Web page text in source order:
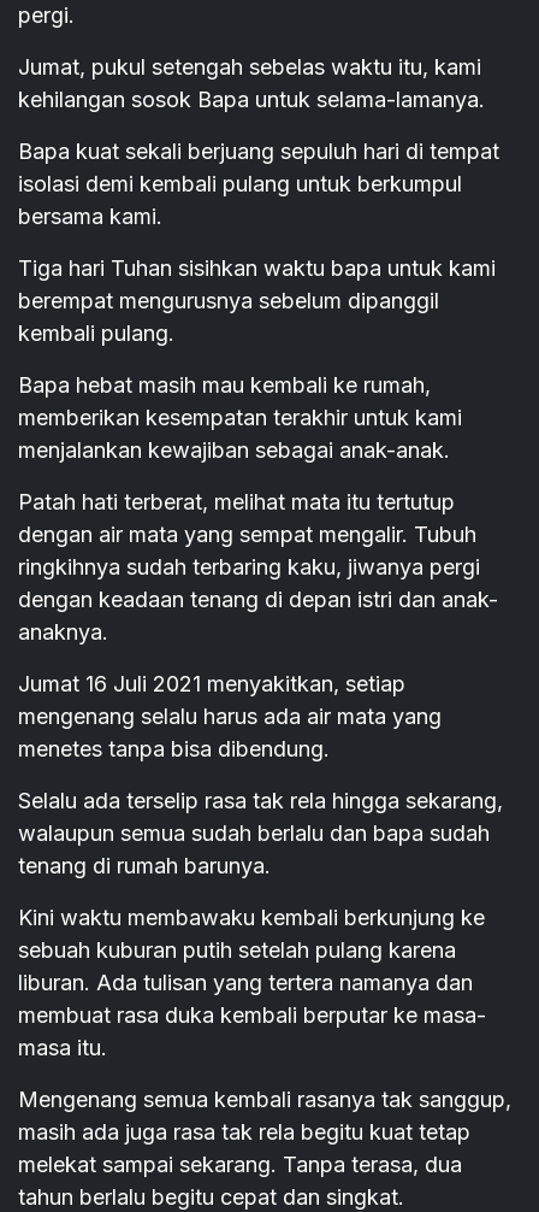
pergi.
Jumat, pukul setengah sebelas waktu itu, kami
kehilangan sosok Bapa untuk selama-lamanya.
Bapa kuat sekali berjuang sepuluh hari di tempat
isolasi demi kembali pulang untuk berkumpul
bersama kami.
Tiga hari Tuhan sisihkan waktu bapa untuk kami
berempat mengurusnya sebelum dipanggil
kembali pulang.
Bapa hebat masih mau kembali ke rumah,
memberikan kesempatan terakhir untuk kami
menjalankan kewajiban sebagai anak-anak.
Patah hati terberat, melihat mata itu tertutup
dengan air mata yang sempat mengalir. Tubuh
ringkihnya sudah terbaring kaku, jiwanya pergi
dengan keadaan tenang di depan istri dan anak-
anaknya.
Jumat 16 Juli 2021 menyakitkan, setiap
mengenang selalu harus ada air mata yang
menetes tanpa bisa dibendung.
Selalu ada terselip rasa tak rela hingga sekarang,
walaupun semua sudah berlalu dan bapa sudah
tenang di rumah barunya.
Kini waktu membawaku kembali berkunjung ke
sebuah kuburan putih setelah pulang karena
liburan. Ada tulisan yang tertera namanya dan
membuat rasa duka kembali berputar ke masa-
masa itu.
Mengenang semua kembali rasanya tak sanggup,
masih ada juga rasa tak rela begitu kuat tetap
melekat sampai sekarang. Tanpa terasa, dua
tahun berlalu begitu cepat dan singkat.